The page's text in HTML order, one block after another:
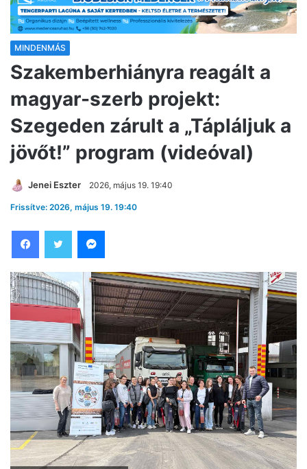
MINDENMÁS
Szakemberhiányra reagált a
magyar-szerb projekt:
Szegeden zárult a „Tápláljuk a
jövőt!” program (videóval)
Jenei Eszter 2026, május 19. 19:40
Frissítve: 2026, május 19. 19:40